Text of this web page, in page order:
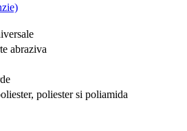
abraziva
poliester si poliamida